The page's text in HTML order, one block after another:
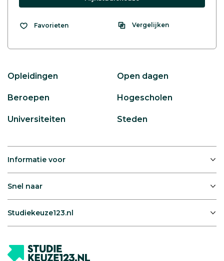
Favorieten Vergelijken
Opleidingen Open dagen
Beroepen Hogescholen
Universiteiten Steden
Informatie voor
Snel naar
Studiekeuze123.nl